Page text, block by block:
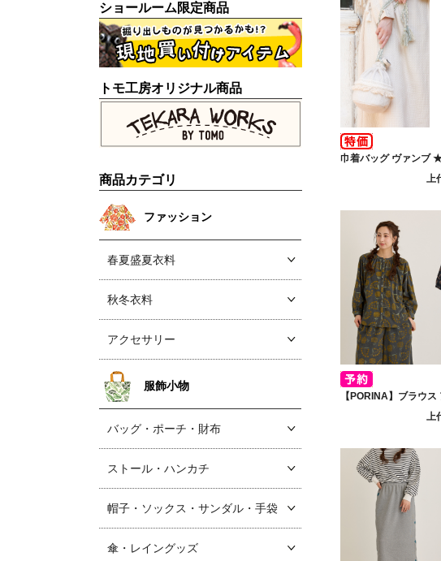
巾着バッグ ヴァンブ
上
【PORINA】ブラウ
上
ショールーム限定商品
トモ工房オリジナル商品
商品カテゴリ
ファッション
春夏盛夏衣料
秋冬衣料
アクセサリー
服飾小物
バッグ・ポーチ・財布
ストール・ハンカチ
帽子・ソックス ・サンダル・手袋
傘・レイングッズ